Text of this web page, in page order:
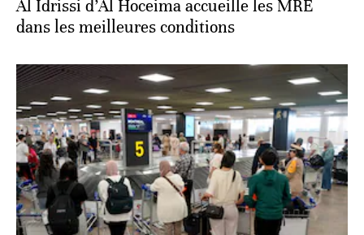
Al Idrissi d’Al Hoceima accueille les MRE
dans les meilleures conditions